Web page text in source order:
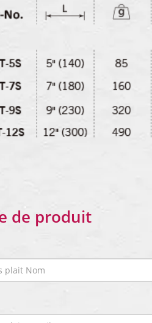
de produit